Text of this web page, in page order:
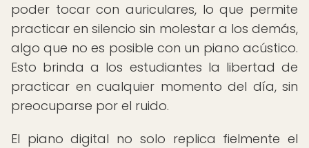
poder tocar con auriculares, lo que permite
practicar en silencio sin molestar a los demás,
algo que no es posible con un piano acústico.
Esto brinda a los estudiantes la libertad de
practicar en cualquier momento del día, sin
preocuparse por el ruido.
El piano digital no solo replica fielmente el